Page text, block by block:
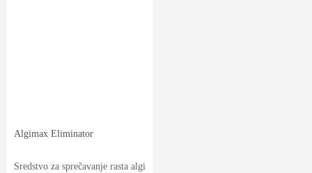
Sredstvo za sprečavanje rasta algi
Algimax Eliminator